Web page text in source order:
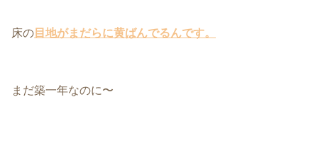
床の 目地がまだらに黄ばんでるんです。
まだ築一年なのに〜